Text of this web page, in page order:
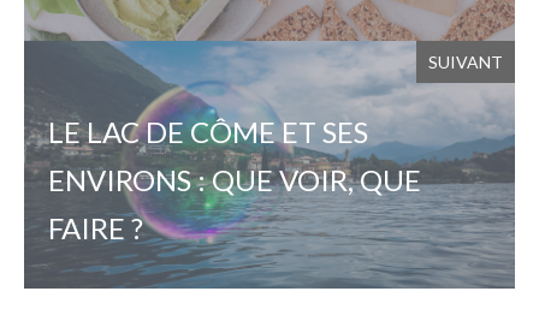
SUIVANT
LE LAC DE CÔME ET SES
ENVIRONS : QUE VOIR, QUE
FAIRE ?